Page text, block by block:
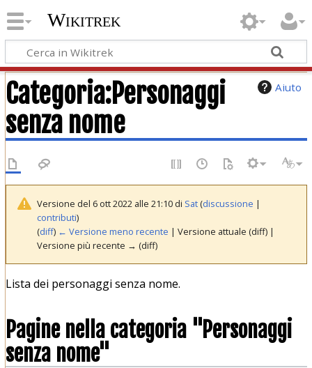
Wikitrek
Aiuto
Categoria:Personaggi
senza nome
Versione del 6 ott 2022 alle 21:10 di Sat (discussione |
contributi)
(diff) ← Versione meno recente | Versione attuale (diff) |
Versione più recente → (diff)
Lista dei personaggi senza nome.
Pagine nella categoria "Personaggi
senza nome"